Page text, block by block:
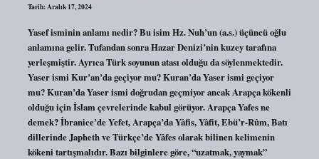
Tarih: Aralık 17, 2024
Yasef isminin anlamı nedir? Bu isim Hz. Nuh’un (a.s.) üçüncü oğlu
anlamına gelir. Tufandan sonra Hazar Denizi’nin kuzey tarafına
yerleşmiştir. Ayrıca Türk soyunun atası olduğu da söylenmektedir.
Yaser ismi Kur’an’da geçiyor mu? Kuran’da Yaser ismi geçiyor
mu? Kuran’da Yaser ismi doğrudan geçmiyor ancak Arapça kökenli
olduğu için İslam çevrelerinde kabul görüyor. Arapça Yafes ne
demek? İbranice’de Yefet, Arapça’da Yâfis, Yâfit, Ebü’r-Rûm, Batı
dillerinde Japheth ve Türkçe’de Yâfes olarak bilinen kelimenin
kökeni tartışmalıdır. Bazı bilginlere göre, “uzatmak, yaymak”